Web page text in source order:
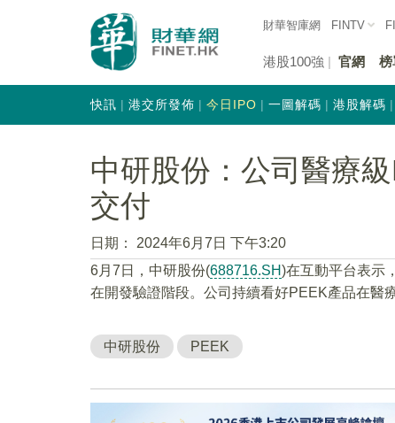
財華智庫網 FINTV
港股100強 官網 榜
快訊 港交所發佈 今日IPO 一圖解碼 港股解碼
中研股份：公司醫療
交付
日期：
2024年6月7日 下午3:20
6月7日，中研股份(688716.SH)在互動平台表示
在開發驗證階段。公司持續看好PEEK產品在醫
中研股份 PEEK